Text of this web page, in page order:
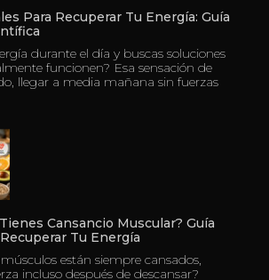
Para Recuperar Tu Energía: Guía
durante el día y buscas soluciones
funcionen? Esa sensación de
llegar a media mañana sin fuerzas
Cansancio Muscular? Guía
Tu Energía
están siempre cansados,
incluso después de descansar?